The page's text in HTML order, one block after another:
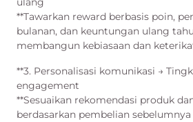
**Tawarkan reward berbasis poin,
bulanan, dan keuntungan ulang
membangun kebiasaan dan
**3. Personalisasi komunikasi →
engagement
**Sesuaikan rekomendasi produk
berdasarkan pembelian